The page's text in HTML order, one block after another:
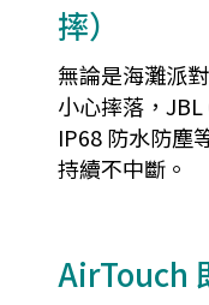
摔）
無論是海灘派
小心摔落，
IP68 防水防塵
持續不中斷。
AirTouch